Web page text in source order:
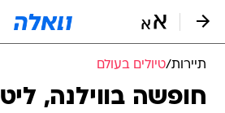
תיירות/טיולים בעולם
חופשה בווילנה,